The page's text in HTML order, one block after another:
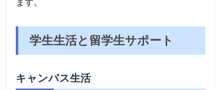
ます。
学生生活と留学生サポート
キャンパス生活